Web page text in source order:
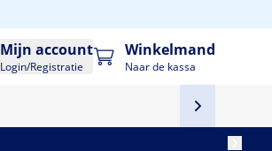
Mijn account
Login/Registratie
Winkelmand
Naar de kassa